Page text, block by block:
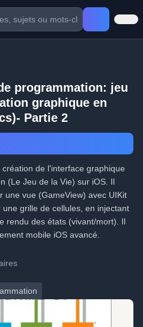
programmation: jeu
graphique en
Partie 2
de l'interface graphique
(Le Jeu de la Vie) sur iOS. Il
une vue (GameView) avec UIKit
grille de cellules, en injectant
rendu des états (vivant/mort). Il
mobile iOS avancé.